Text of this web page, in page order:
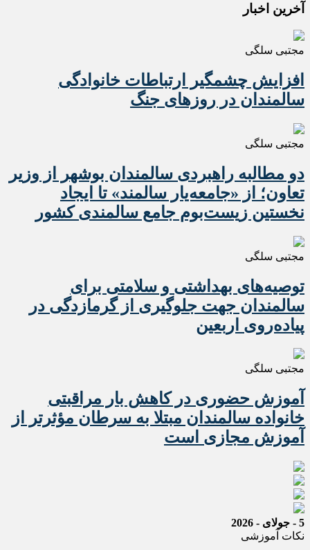
آخرین اخبار
مجتبی سلگی
افزایش چشمگیر ارتباطات خانوادگی
سالمندان در روزهای جنگ
مجتبی سلگی
دو مطالبه راهبردی سالمندان بوشهر از وزیر
تعاون؛ از «جامعه‌یار سالمند» تا ایجاد
نخستین زیست‌بوم جامع سالمندی کشور
مجتبی سلگی
️توصیه‌های بهداشتی و سلامتی برای
سالمندان جهت جلوگیری از گرمازدگی در
پیاده‌روی اربعین
مجتبی سلگی
آموزش حضوری در کاهش بار مراقبتی
خانواده سالمندان مبتلا به سرطان مؤثرتر از
آموزش مجازی است
5 - جولای - 2026
نکات آموزشی